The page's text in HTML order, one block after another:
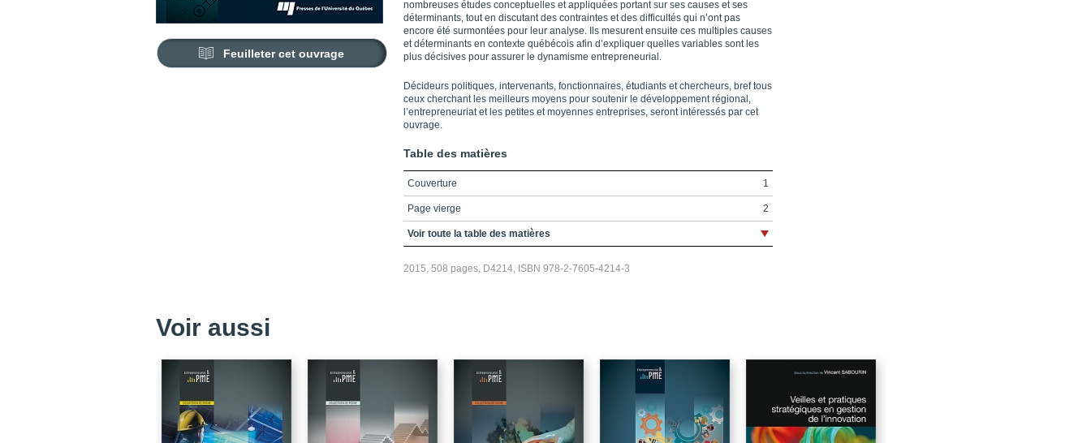
Feuilleter cet ouvrage
nombreuses études conceptuelles et appliquées portant sur ses causes et ses
déterminants, tout en discutant des contraintes et des difficultés qui n’ont pas
encore été surmontées pour leur analyse. Ils mesurent ensuite ces multiples causes
et déterminants en contexte québécois afin d’expliquer quelles variables sont les
plus décisives pour assurer le dynamisme entrepreneurial.
Décideurs politiques, intervenants, fonctionnaires, étudiants et chercheurs, bref tous
ceux cherchant les meilleurs moyens pour soutenir le développement régional,
l’entrepreneuriat et les petites et moyennes entreprises, seront intéressés par cet
ouvrage.
Table des matières
Couverture 1
Page vierge 2
Page vierge 511
Voir toute la table des matières
2015, 508 pages, D4214, ISBN 978-2-7605-4214-3
Voir aussi